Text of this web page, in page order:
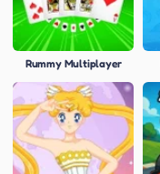
Rummy Multiplayer